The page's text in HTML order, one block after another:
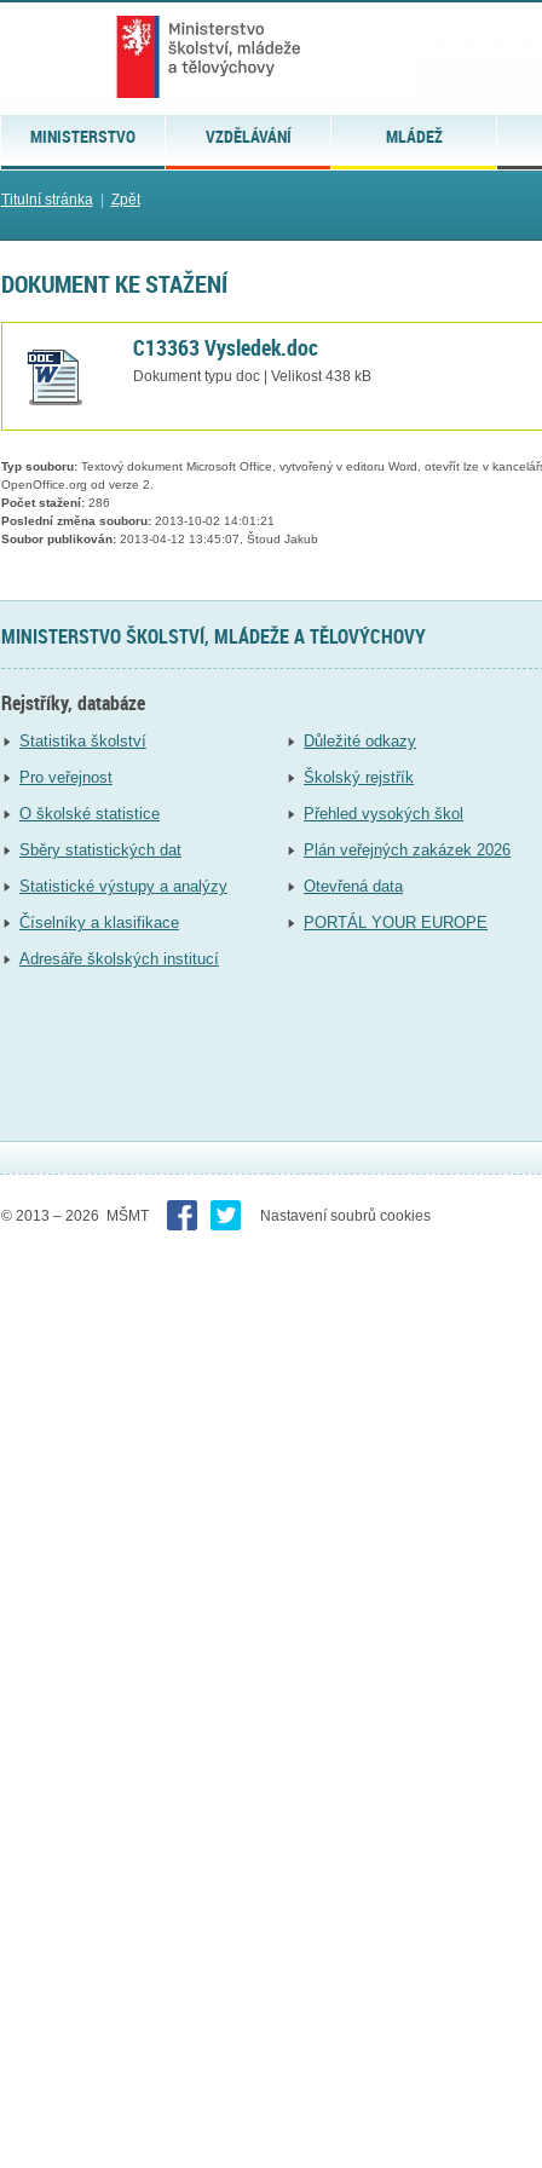
MINISTERSTVO VZDĚLÁVÁNÍ MLÁDEŽ
Titulní stránka| Zpět
DOKUMENT KE STAŽENÍ
C13363 Vysledek.doc
Dokument typu doc | Velikost 438 kB
Typ souboru:Textový dokument Microsoft Office, vytvořený v editoru Word, otevřít lze v
OpenOffice.org od verze 2.
Počet stažení:286
Poslední změna souboru:2013-10-02 14:01:21
Soubor publikován:2013-04-12 13:45:07, Štoud Jakub
MINISTERSTVO ŠKOLSTVÍ, MLÁDEŽE A TĚLOVÝCHOVY
Rejstříky, databáze
Statistika školství
Pro veřejnost
O školské statistice
Sběry statistických dat
Statistické výstupy a analýzy
Číselníky a klasifikace
Adresáře školských institucí
Důležité odkazy
Školský rejstřík
Přehled vysokých škol
Plán veřejných zakázek 2026
Otevřená data
PORTÁL YOUR EUROPE
© 2013 – 2026 MŠMT Nastavení soubrů cookies